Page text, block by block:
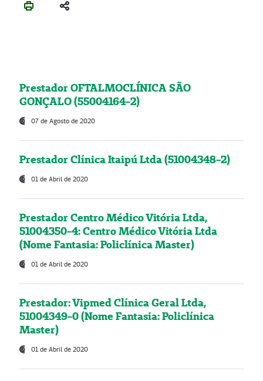
Prestador OFTALMOCLÍNICA SÃO
GONÇALO (55004164-2)
07 de Agosto de 2020
Prestador Clínica Itaipú Ltda (51004348-2)
01 de Abril de 2020
Prestador Centro Médico Vitória Ltda,
51004350-4: Centro Médico Vitória Ltda
(Nome Fantasia: Policlínica Master)
01 de Abril de 2020
Prestador: Vipmed Clínica Geral Ltda,
51004349-0 (Nome Fantasia: Policlínica
Master)
01 de Abril de 2020